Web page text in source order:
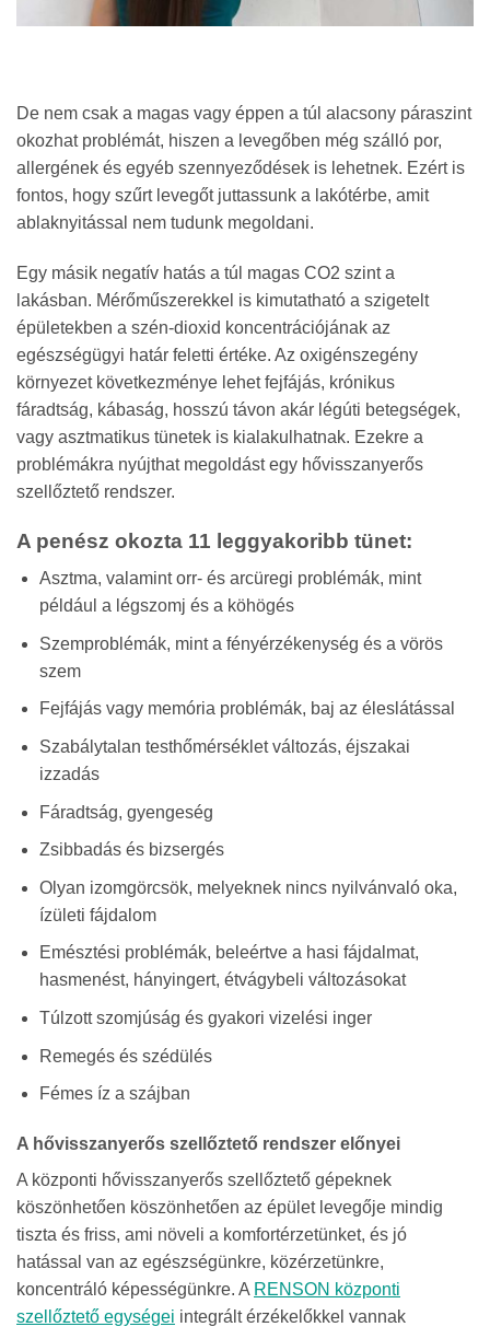
De nem csak a magas vagy éppen a túl alacsony páraszint
okozhat problémát, hiszen a levegőben még szálló por,
allergének és egyéb szennyeződések is lehetnek. Ezért is
fontos, hogy szűrt levegőt juttassunk a lakótérbe, amit
ablaknyitással nem tudunk megoldani.
Egy másik negatív hatás a túl magas CO2 szint a
lakásban. Mérőműszerekkel is kimutatható a szigetelt
épületekben a szén-dioxid koncentrációjának az
egészségügyi határ feletti értéke. Az oxigénszegény
környezet következménye lehet fejfájás, krónikus
fáradtság, kábaság, hosszú távon akár légúti betegségek,
vagy asztmatikus tünetek is kialakulhatnak. Ezekre a
problémákra nyújthat megoldást egy hővisszanyerős
szellőztető rendszer.
A penész okozta 11 leggyakoribb tünet:
Asztma, valamint orr- és arcüregi problémák, mint
például a légszomj és a köhögés
Szemproblémák, mint a fényérzékenység és a vörös
szem
Fejfájás vagy memória problémák, baj az éleslátással
Szabálytalan testhőmérséklet változás, éjszakai
izzadás
Fáradtság, gyengeség
Zsibbadás és bizsergés
Olyan izomgörcsök, melyeknek nincs nyilvánvaló oka,
ízületi fájdalom
Emésztési problémák, beleértve a hasi fájdalmat,
hasmenést, hányingert, étvágybeli változásokat
Túlzott szomjúság és gyakori vizelési inger
Remegés és szédülés
Fémes íz a szájban
A hővisszanyerős szellőztető rendszer előnyei
A központi hővisszanyerős szellőztető gépeknek
köszönhetően köszönhetően az épület levegője mindig
tiszta és friss, ami növeli a komfortérzetünket, és jó
hatással van az egészségünkre, közérzetünkre,
koncentráló képességünkre. A RENSON központi
szellőztető egységei integrált érzékelőkkel vannak